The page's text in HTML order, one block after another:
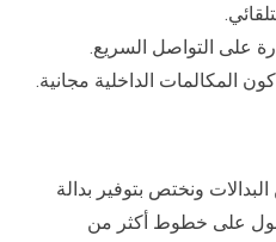
على التواصل السريع.
المكالمات الداخلية مجانية.
ونختص بتوفير بدالة
على خطوط أكثر من